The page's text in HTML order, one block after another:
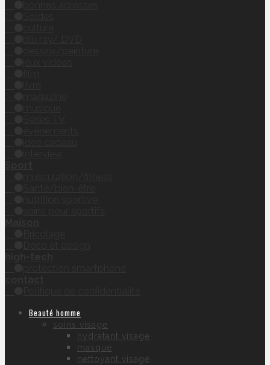
Beauté homme
soins visage
hydratant visage
masque
nettoyant visage